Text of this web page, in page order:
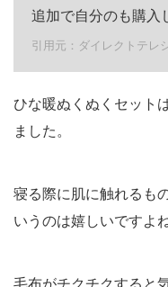
追加で自分のも購入
引用元：ダイレクトテレ
ひな暖ぬくぬくセット
ました。
寝る際に肌に触れるも
いうのは嬉しいですよ